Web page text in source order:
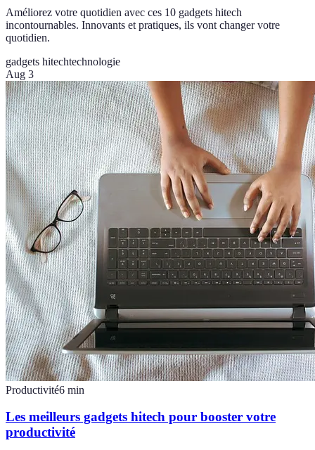
Améliorez votre quotidien avec ces 10 gadgets hitech
incontournables. Innovants et pratiques, ils vont changer votre
quotidien.
gadgets hitechtechnologie
Aug 3
Productivité6 min
Les meilleurs gadgets hitech pour booster votre
productivité